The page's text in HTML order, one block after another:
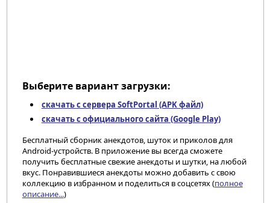
Выберите вариант загрузки:
скачать с сервера SoftPortal (APK файл)
скачать с официального сайта (Google Play)
Бесплатный сборник анекдотов, шуток и приколов для
Android-устройств. В приложение вы всегда сможете
получить бесплатные свежие анекдоты и шутки, на любой
вкус. Понравившиеся анекдоты можно добавить с свою
коллекцию в избранном и поделиться в соцсетях (полное
описание...)